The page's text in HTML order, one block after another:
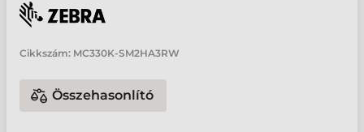
Cikkszám: MC330K-SM2HA3RW
Összehasonlító